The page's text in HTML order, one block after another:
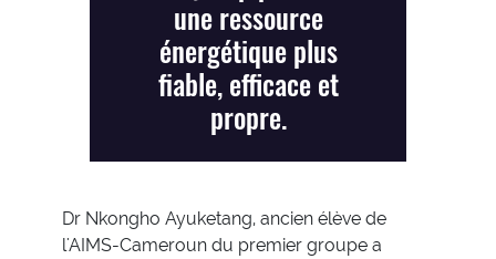
une ressource
énergétique plus
fiable, efficace et
propre.
Dr Nkongho Ayuketang, ancien élève de
l'AIMS-Cameroun du premier groupe a